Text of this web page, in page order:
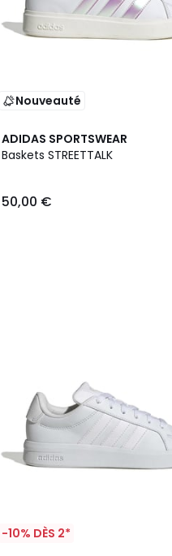
Nouveauté
ADIDAS SPORTSWEAR
Baskets STREETTALK
50,00 €
-10% DÈS 2*